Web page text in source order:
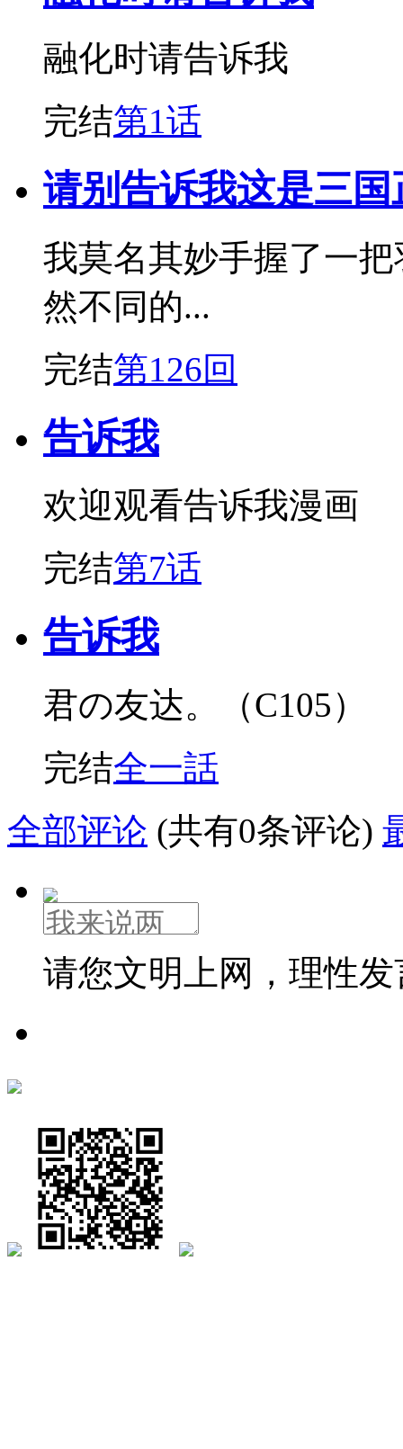
融化时请告诉我
完结第1话
请别告诉我这是三国
我莫名其妙手握了一
然不同的...
完结第126回
告诉我
欢迎观看告诉我漫画
完结第7话
告诉我
君の友达。（C105）
完结全一話
全部评论 (共有0条评论)
请您文明上网，理性